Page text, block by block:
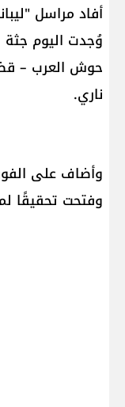
أفاد مراسل
وُجدت اليوم
حوش العرب –
ناري.
وأضاف على
وفتحت تحقيقًا